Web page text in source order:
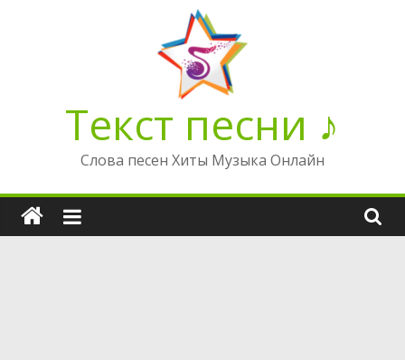
Текст песни ♪
Слова песен Хиты Музыка Онлайн